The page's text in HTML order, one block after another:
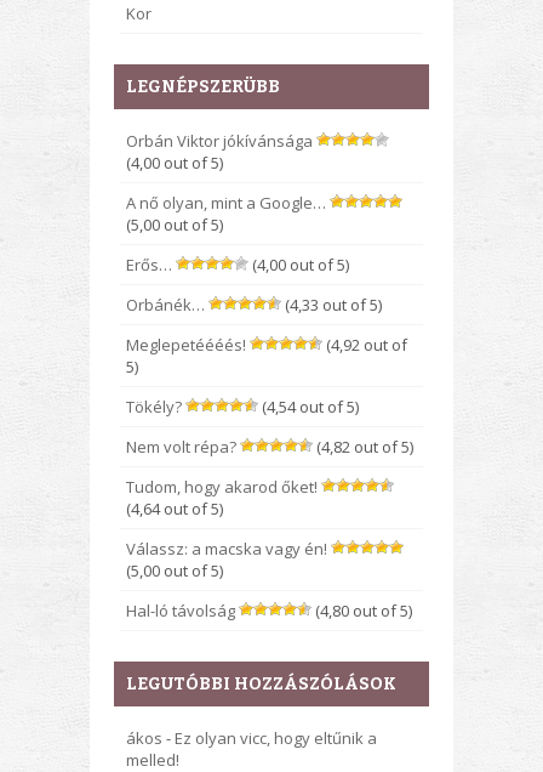
Kor
LEGNÉPSZERÜBB
Orbán Viktor jókívánsága
(4,00 out of 5)
A nő olyan, mint a Google…
(5,00 out of 5)
Erős…
(4,00 out of 5)
Orbánék…
(4,33 out of 5)
Meglepetéééés!
(4,92 out of
5)
Tökély?
(4,54 out of 5)
Nem volt répa?
(4,82 out of 5)
Tudom, hogy akarod őket!
(4,64 out of 5)
Válassz: a macska vagy én!
(5,00 out of 5)
Hal-ló távolság
(4,80 out of 5)
LEGUTÓBBI HOZZÁSZÓLÁSOK
ákos - Ez olyan vicc, hogy eltűnik a
melled!